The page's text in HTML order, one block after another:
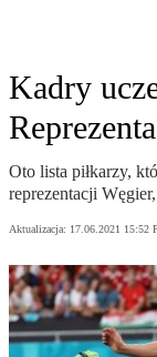
Kadry
Oto lista piłkarzy,
reprezentacji
Aktualizacja: 17.06.2021 15:52